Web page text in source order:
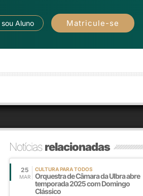
Aluno Matricule-se
Notíciasrelacionadas
25
MAR
CULTURA PARA TODOS
Orquestra de Câmara da Ulbra abre
temporada 2025 com Domingo
Clássico